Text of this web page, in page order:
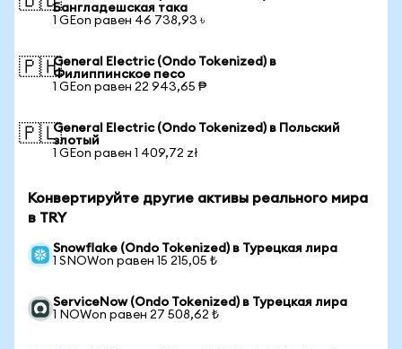
Бангладешская така
1 GEon равен 46 738,93 ৳
🇵🇭General Electric (Ondo Tokenized) в
Филиппинское песо
1 GEon равен 22 943,65 ₱
🇵🇱General Electric (Ondo Tokenized) в Польский
злотый
1 GEon равен 1 409,72 zł
Конвертируйте другие активы реального мира
в TRY
Snowflake (Ondo Tokenized) в Турецкая лира
1 SNOWon равен 15 215,05 ₺
ServiceNow (Ondo Tokenized) в Турецкая лира
1 NOWon равен 27 508,62 ₺